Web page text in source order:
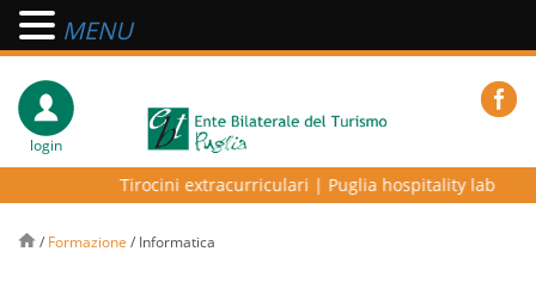
login
Tirocini extracurriculari|Puglia hospitality lab –
/ Formazione / Informatica
MENU